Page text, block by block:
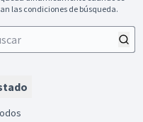
las condiciones de búsqueda.
Todos